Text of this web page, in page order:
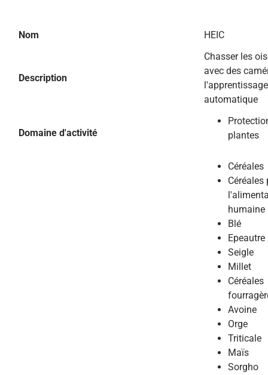
Nom HEIC
Description
Chasser les
avec des
l'apprentissage
automatique
Domaine d'activité
plantes
Céréales
Céréales
humaine
Blé
Epeautre
Seigle
Millet
Céréales
Avoine
Orge
Triticale
Maïs
Sorgho